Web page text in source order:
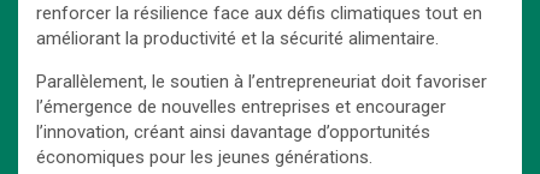
renforcer la résilience face aux défis climatiques tout en
améliorant la productivité et la sécurité alimentaire.
Parallèlement, le soutien à l’entrepreneuriat doit favoriser
l’émergence de nouvelles entreprises et encourager
l’innovation, créant ainsi davantage d’opportunités
économiques pour les jeunes générations.